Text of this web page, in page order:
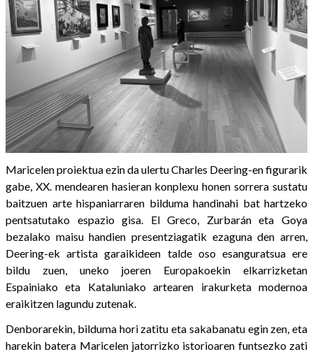
Maricelen proiektua ezin da ulertu Charles Deering-en figurarik
gabe, XX. mendearen hasieran konplexu honen sorrera sustatu
baitzuen arte hispaniarraren bilduma handinahi bat hartzeko
pentsatutako espazio gisa. El Greco, Zurbarán eta Goya
bezalako maisu handien presentziagatik ezaguna den arren,
Deering-ek artista garaikideen talde oso esanguratsua ere
bildu zuen, uneko joeren Europakoekin elkarrizketan
Espainiako eta Kataluniako artearen irakurketa modernoa
eraikitzen lagundu zutenak.
Denborarekin, bilduma hori zatitu eta sakabanatu egin zen, eta
harekin batera Maricelen jatorrizko istorioaren funtsezko zati